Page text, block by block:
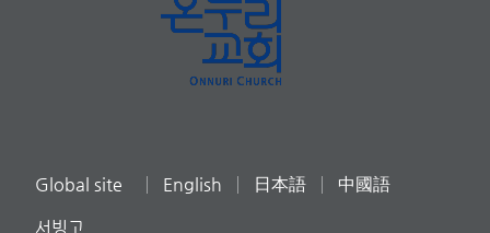
Global site English 日本語 中國語
서빙고